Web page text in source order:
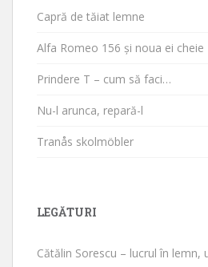
Capră de tăiat lemne
Alfa Romeo 156 și noua ei cheie
Prindere T – cum să faci…
Nu-l arunca, repară-l
Tranås skolmöbler
LEGĂTURI
Cătălin Sorescu – lucrul în lemn,